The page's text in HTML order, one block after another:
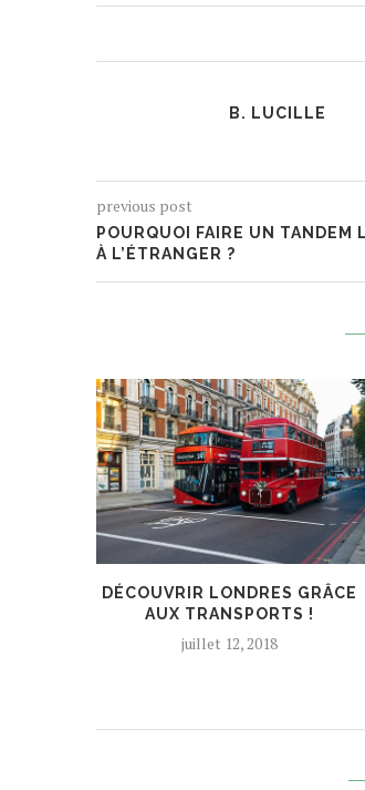
B. LUCILLE
previous post
POURQUOI FAIRE UN TANDEM
À L’ÉTRANGER ?
DÉCOUVRIR LONDRES GRÂCE
AUX TRANSPORTS !
juillet 12, 2018